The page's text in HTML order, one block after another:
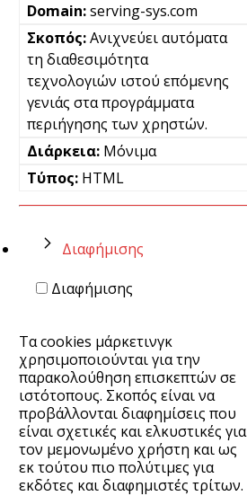
serving-sys.com
Ανιχνεύει αυτόματα
τη διαθεσιμότητα
τεχνολογιών ιστού επόμενης
γενιάς στα προγράμματα
περιήγησης των χρηστών.
Μόνιμα
HTML
Διαφήμισης
Διαφήμισης
Τα cookies μάρκετινγκ
χρησιμοποιούνται για την
παρακολούθηση επισκεπτών σε
ιστότοπους. Σκοπός είναι να
προβάλλονται διαφημίσεις που
είναι σχετικές και ελκυστικές για
τον μεμονωμένο χρήστη και ως
εκ τούτου πιο πολύτιμες για
εκδότες και διαφημιστές τρίτων.